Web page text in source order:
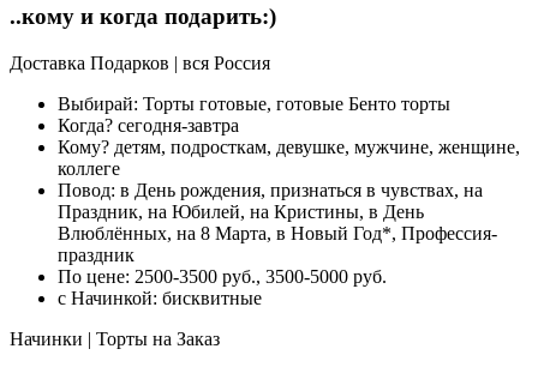
..кому и когда подарить:)
Доставка Подарков | вся Россия
Выбирай: Торты готовые, готовые Бенто торты
Когда? сегодня-завтра
Кому? детям, подросткам, девушке, мужчине, женщине,
коллеге
Повод: в День рождения, признаться в чувствах, на
Праздник, на Юбилей, на Кристины, в День
Влюблённых, на 8 Марта, в Новый Год*, Профессия-
праздник
По цене: 2500-3500 руб., 3500-5000 руб.
с Начинкой: бисквитные
Начинки | Торты на Заказ